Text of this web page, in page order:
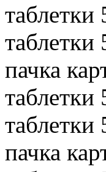
таблетки
таблетки
пачка
таблетки
таблетки
пачка